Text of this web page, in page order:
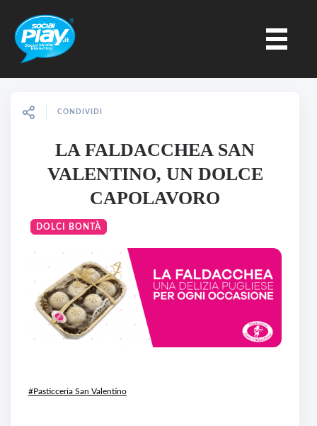
CONDIVIDI
LA FALDACCHEA SAN
VALENTINO, UN DOLCE
CAPOLAVORO
DOLCI BONTÀ
#Pasticceria San Valentino